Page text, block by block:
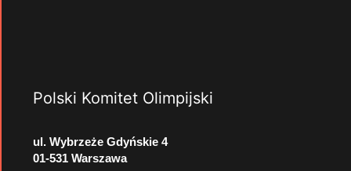
Polski Komitet Olimpijski
ul. Wybrzeże Gdyńskie 4
01-531 Warszawa